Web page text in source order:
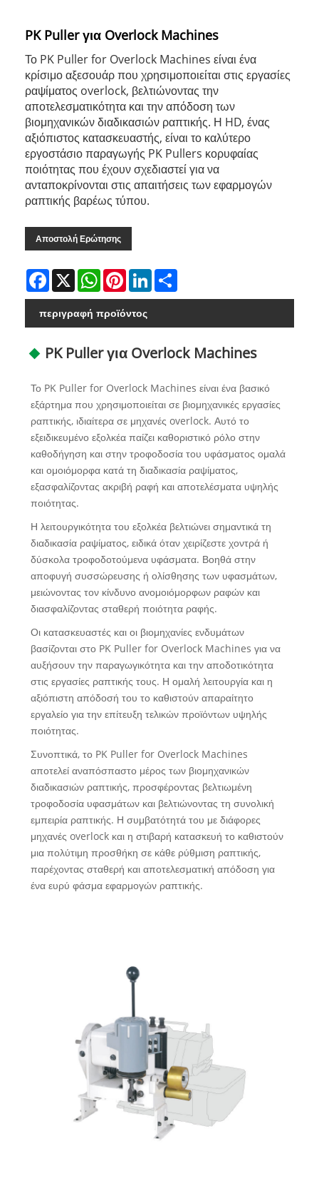
PK Puller για Overlock Machines
Το PK Puller for Overlock Machines είναι ένα
κρίσιμο αξεσουάρ που χρησιμοποιείται στις εργασίες
ραψίματος overlock, βελτιώνοντας την
αποτελεσματικότητα και την απόδοση των
βιομηχανικών διαδικασιών ραπτικής. Η HD, ένας
αξιόπιστος κατασκευαστής, είναι το καλύτερο
εργοστάσιο παραγωγής PK Pullers κορυφαίας
ποιότητας που έχουν σχεδιαστεί για να
ανταποκρίνονται στις απαιτήσεις των εφαρμογών
ραπτικής βαρέως τύπου.
Αποστολή Ερώτησης
Facebook
X WhatsAppPinterestLinkedIn
περιγραφή προϊόντος
PK Puller για Overlock Machines
Το PK Puller for Overlock Machines είναι ένα βασικό
εξάρτημα που χρησιμοποιείται σε βιομηχανικές εργασίες
ραπτικής, ιδιαίτερα σε μηχανές overlock. Αυτό το
εξειδικευμένο εξολκέα παίζει καθοριστικό ρόλο στην
καθοδήγηση και στην τροφοδοσία του υφάσματος ομαλά
και ομοιόμορφα κατά τη διαδικασία ραψίματος,
εξασφαλίζοντας ακριβή ραφή και αποτελέσματα υψηλής
ποιότητας.
Η λειτουργικότητα του εξολκέα βελτιώνει σημαντικά τη
διαδικασία ραψίματος, ειδικά όταν χειρίζεστε χοντρά ή
δύσκολα τροφοδοτούμενα υφάσματα. Βοηθά στην
αποφυγή συσσώρευσης ή ολίσθησης των υφασμάτων,
μειώνοντας τον κίνδυνο ανομοιόμορφων ραφών και
διασφαλίζοντας σταθερή ποιότητα ραφής.
Οι κατασκευαστές και οι βιομηχανίες ενδυμάτων
βασίζονται στο PK Puller for Overlock Machines για να
αυξήσουν την παραγωγικότητα και την αποδοτικότητα
στις εργασίες ραπτικής τους. Η ομαλή λειτουργία και η
αξιόπιστη απόδοσή του το καθιστούν απαραίτητο
εργαλείο για την επίτευξη τελικών προϊόντων υψηλής
ποιότητας.
Συνοπτικά, το PK Puller for Overlock Machines
αποτελεί αναπόσπαστο μέρος των βιομηχανικών
διαδικασιών ραπτικής, προσφέροντας βελτιωμένη
τροφοδοσία υφασμάτων και βελτιώνοντας τη συνολική
εμπειρία ραπτικής. Η συμβατότητά του με διάφορες
μηχανές overlock και η στιβαρή κατασκευή το καθιστούν
μια πολύτιμη προσθήκη σε κάθε ρύθμιση ραπτικής,
παρέχοντας σταθερή και αποτελεσματική απόδοση για
ένα ευρύ φάσμα εφαρμογών ραπτικής.